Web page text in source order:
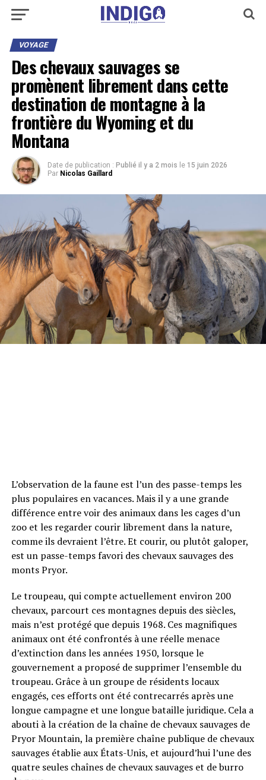
VOYAGE
Des chevaux sauvages se
promènent librement dans cette
destination de montagne à la
frontière du Wyoming et du
Montana
Date de publication : Publié il y a 2 mois le 15 juin 2026
Par Nicolas Gaillard
L’observation de la faune est l’un des passe-temps les
plus populaires en vacances. Mais il y a une grande
différence entre voir des animaux dans les cages d’un
zoo et les regarder courir librement dans la nature,
comme ils devraient l’être. Et courir, ou plutôt galoper,
est un passe-temps favori des chevaux sauvages des
monts Pryor.
Le troupeau, qui compte actuellement environ 200
chevaux, parcourt ces montagnes depuis des siècles,
mais n’est protégé que depuis 1968. Ces magnifiques
animaux ont été confrontés à une réelle menace
d’extinction dans les années 1950, lorsque le
gouvernement a proposé de supprimer l’ensemble du
troupeau. Grâce à un groupe de résidents locaux
engagés, ces efforts ont été contrecarrés après une
longue campagne et une longue bataille juridique. Cela a
abouti à la création de la chaîne de chevaux sauvages de
Pryor Mountain, la première chaîne publique de chevaux
sauvages établie aux États-Unis, et aujourd’hui l’une des
quatre seules chaînes de chevaux sauvages et de burro